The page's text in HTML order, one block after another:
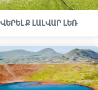
ՎԵՐԵԼՔ ԼԱԼՎԱՐ ԼԵՌ